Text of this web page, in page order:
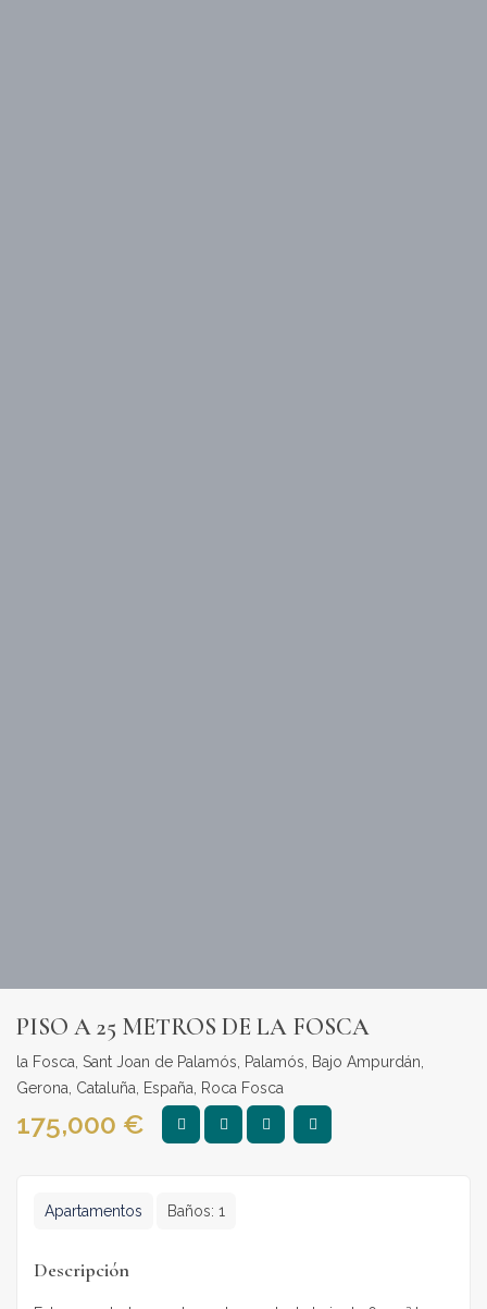
PISO A 25 METROS DE LA FOSCA
la Fosca, Sant Joan de Palamós, Palamós, Bajo Ampurdán,
Gerona, Cataluña, España, Roca Fosca
175,000 €
Apartamentos Baños: 1
Descripción